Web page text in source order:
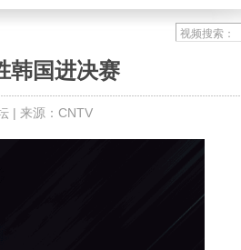
韩国进决赛
| 来源：CNTV